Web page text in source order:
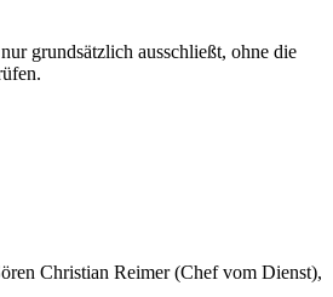
grundsätzlich ausschließt, ohne die
Christian Reimer (Chef vom Dienst),